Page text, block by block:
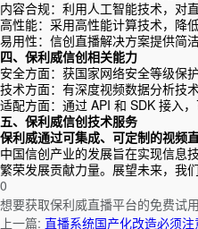
内容合规：利用人工智能技术，对
高性能：采用高性能计算技术，降
易用性：信创直播解决方案提供简
四、 保利威信创相关能力
安全方面：获国家网络安全等级保
技术方面：有深度视频数据分析技
适配方面：通过 API 和 SDK 接入
五、保利威信创技术服务
保利威通过可集成、可定制的视频
中国信创产业的发展旨在实现信息
繁荣发展贡献力量。展望未来，我
0
想要获取保利威直播平台的免费试
上一篇: 直播系统国产化改造必须注